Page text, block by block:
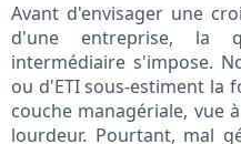
Avant d'envisager une
d'une entreprise, la
intermédiaire s'impose.
ou d'ETI sous-estiment la
couche managériale, vue
lourdeur. Pourtant, mal